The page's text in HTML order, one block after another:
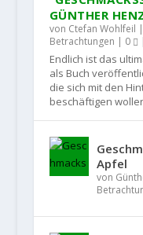
GÜNTHER
von Ctefan Wohlfeil |
Betrachtungen | 0
Endlich ist das
als Buch
die sich mit den
beschäftigen
Apfel
von